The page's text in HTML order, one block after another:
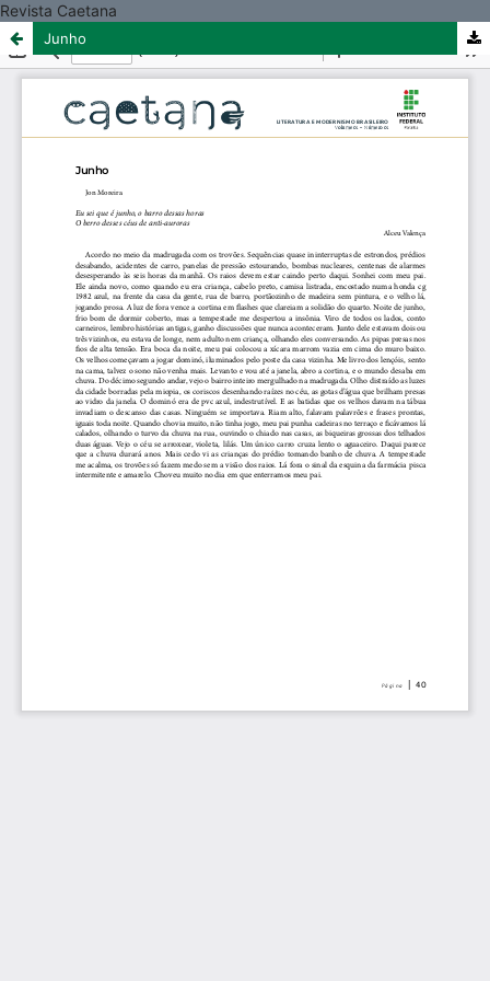
Revista Caetana
Junho